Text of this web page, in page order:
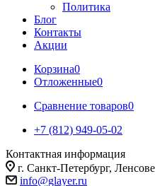
Политика
Блог
Контакты
Акции
Корзина0
Отложенные0
Сравнение товаров0
+7 (812) 949-05-02
Контактная информация
г. Санкт-Петербург,
info@glayer.ru